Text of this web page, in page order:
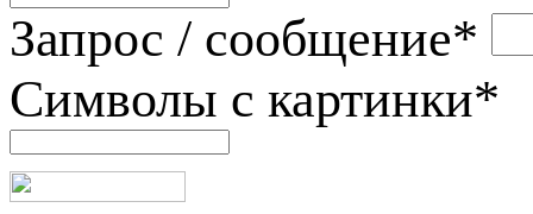
Запрос / сообщение*
Символы с картинки*